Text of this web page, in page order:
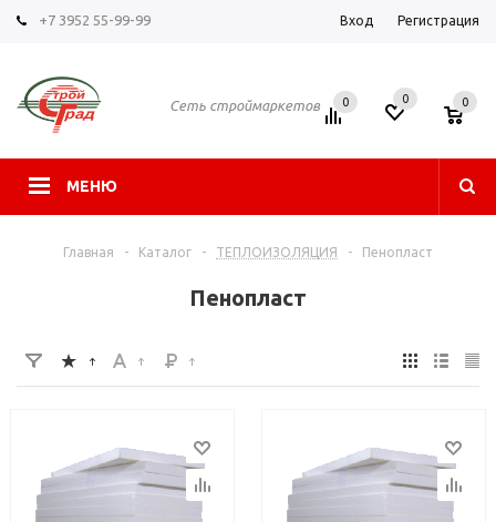
+7 3952 55-99-99 Вход Регистрация
Сеть строймаркетов
МЕНЮ
0 0 0
Главная - Каталог - ТЕПЛОИЗОЛЯЦИЯ - Пенопласт
Пенопласт